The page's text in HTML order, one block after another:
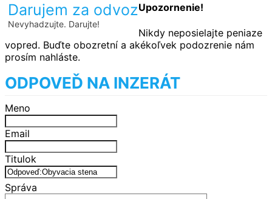
Darujem za odvoz
Nevyhadzujte. Darujte!
Upozornenie!
Nikdy neposielajte peniaze
vopred. Buďte obozretní a akékoľvek podozrenie nám
prosím nahláste.
ODPOVEĎ NA INZERÁT
Meno
Email
Titulok
Správa